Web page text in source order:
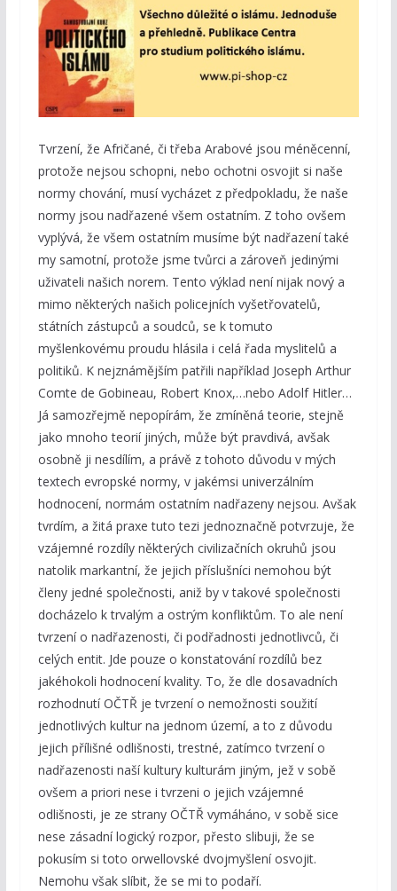
Tvrzení, že Afričané, či třeba Arabové jsou méněcenní,
protože nejsou schopni, nebo ochotni osvojit si naše
normy chování, musí vycházet z předpokladu, že naše
normy jsou nadřazené všem ostatním. Z toho ovšem
vyplývá, že všem ostatním musíme být nadřazení také
my samotní, protože jsme tvůrci a zároveň jedinými
uživateli našich norem. Tento výklad není nijak nový a
mimo některých našich policejních vyšetřovatelů,
státních zástupců a soudců, se k tomuto
myšlenkovému proudu hlásila i celá řada myslitelů a
politiků. K nejznámějším patřili například Joseph Arthur
Comte de Gobineau, Robert Knox,…nebo Adolf Hitler…
Já samozřejmě nepopírám, že zmíněná teorie, stejně
jako mnoho teorií jiných, může být pravdivá, avšak
osobně ji nesdílím, a právě z tohoto důvodu v mých
textech evropské normy, v jakémsi univerzálním
hodnocení, normám ostatním nadřazeny nejsou. Avšak
tvrdím, a žitá praxe tuto tezi jednoznačně potvrzuje, že
vzájemné rozdíly některých civilizačních okruhů jsou
natolik markantní, že jejich příslušníci nemohou být
členy jedné společnosti, aniž by v takové společnosti
docházelo k trvalým a ostrým konfliktům. To ale není
tvrzení o nadřazenosti, či podřadnosti jednotlivců, či
celých entit. Jde pouze o konstatování rozdílů bez
jakéhokoli hodnocení kvality. To, že dle dosavadních
rozhodnutí OČTŘ je tvrzení o nemožnosti soužití
jednotlivých kultur na jednom území, a to z důvodu
jejich přílišné odlišnosti, trestné, zatímco tvrzení o
nadřazenosti naší kultury kulturám jiným, jež v sobě
ovšem a priori nese i tvrzeni o jejich vzájemné
odlišnosti, je ze strany OČTŘ vymáháno, v sobě sice
nese zásadní logický rozpor, přesto slibuji, že se
pokusím si toto orwellovské dvojmyšlení osvojit.
Nemohu však slíbit, že se mi to podaří.